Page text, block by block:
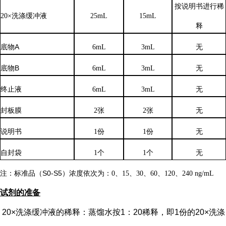
20×洗涤缓冲液 25mL 15mL
按说明书进行稀
释
底物A 6mL 3mL 无
底物B 6mL 3mL 无
终止液 6mL 3mL 无
封板膜 2张 2张 无
说明书 1份 1份 无
自封袋 1个 1个 无
注：标准品（S0-S5）浓度依次为： 0、15、30、60、120、240 ng/mL
试剂的准备
20×洗涤缓冲液的稀释：蒸馏水按1：20稀释，即1份的20×洗涤